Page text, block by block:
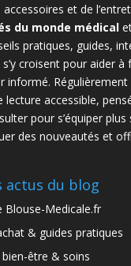
et de
du monde médical
pratiques, guides,
croisent pour aider à
informé.
lecture accessible,
pour s’équiper
des nouveautés et
actus du blog
Blouse-Medicale.fr
& guides pratiques
être & soins